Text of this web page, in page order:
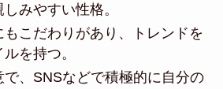
みやすい性格。
もこだわりがあり、トレンドを
を持つ。
で、SNSなどで積極的に自分の